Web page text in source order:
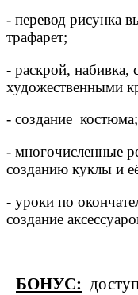
- перевод рисунка
трафaрет;
- раскрой, набивка,
художественными
- создание костюма;
- многочисленные
созданию куклы и
- уроки по
создание
БОНУС: